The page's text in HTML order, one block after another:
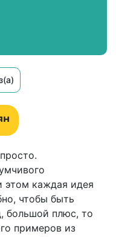
этом каждая идея
чтобы быть
большой плюс, то
примеров из